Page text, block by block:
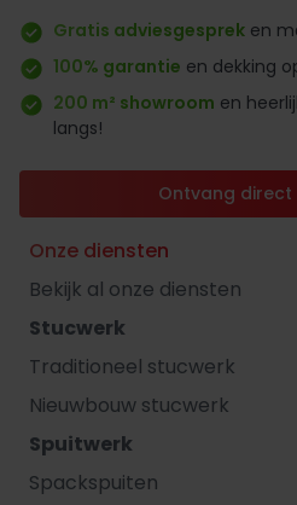
Gratis adviesgesprek en
100% garantie en dekking
200 m² showroom en
langs!
Ontvang direct
Onze diensten
Bekijk al onze diensten
Stucwerk
Traditioneel stucwerk
Nieuwbouw stucwerk
Spuitwerk
Spackspuiten